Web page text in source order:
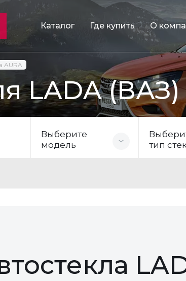
Каталог Где купить О
AURA
LADA
Выберите
модель
тип